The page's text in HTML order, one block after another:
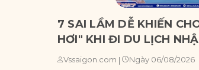
7 SAI LẦM DỄ KHIẾN
HƠI" KHI ĐI DU LỊCH
Vssaigon.com | Ngày 06/08/2026